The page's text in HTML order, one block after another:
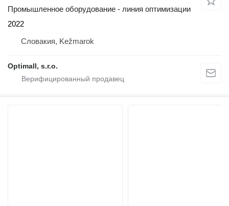
Промышленное оборудование - линия оптимизации
2022
Словакия, Kežmarok
Optimall, s.r.o.